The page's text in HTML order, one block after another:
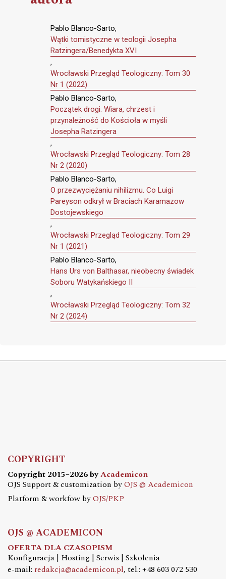
Pablo Blanco-Sarto,
Wątki tomistyczne w teologii Josepha
Ratzingera/Benedykta XVI
,
Wrocławski Przegląd Teologiczny: Tom 30
Nr 1 (2022)
Pablo Blanco-Sarto,
Początek drogi. Wiara, chrzest i
przynależność do Kościoła w myśli
Josepha Ratzingera
,
Wrocławski Przegląd Teologiczny: Tom 28
Nr 2 (2020)
Pablo Blanco-Sarto,
O przezwyciężaniu nihilizmu. Co Luigi
Pareyson odkrył w Braciach Karamazow
Dostojewskiego
,
Wrocławski Przegląd Teologiczny: Tom 29
Nr 1 (2021)
Pablo Blanco-Sarto,
Hans Urs von Balthasar, nieobecny świadek
Soboru Watykańskiego II
,
Wrocławski Przegląd Teologiczny: Tom 32
Nr 2 (2024)
COPYRIGHT
Copyright 2015–2026 byAcademicon
OJS Support & customization byOJS @ Academicon
Platform & workfow byOJS/PKP
OJS @ ACADEMICON
OFERTA DLA CZASOPISM
Konfiguracja | Hosting | Serwis | Szkolenia
e-mail: redakcja@academicon.pl, tel.: +48 603 072 530